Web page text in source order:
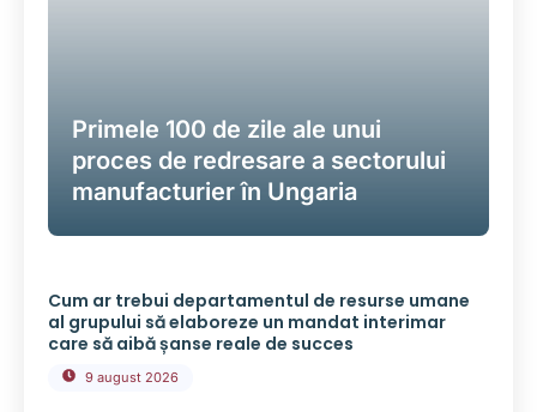
Primele 100 de zile ale unui
proces de redresare a sectorului
manufacturier în Ungaria
Cum ar trebui departamentul de resurse umane
al grupului să elaboreze un mandat interimar
care să aibă șanse reale de succes
9 august 2026